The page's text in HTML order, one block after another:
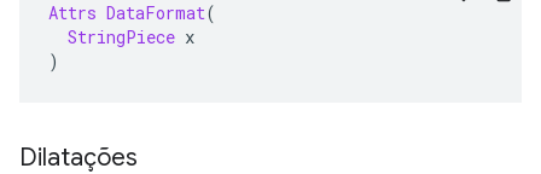
Attrs DataFormat(
StringPiece x
)
Dilatações